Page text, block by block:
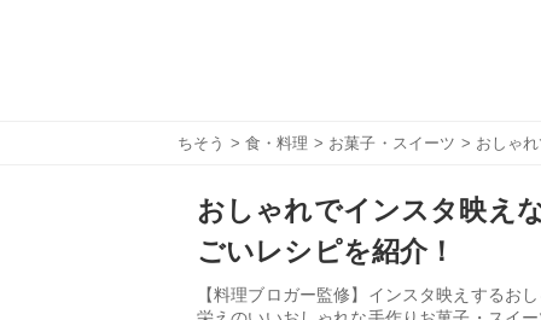
ちそう > 食・料理 > お菓子・スイーツ > おしゃ
おしゃれでインスタ映え
ごいレシピを紹介！
【料理ブロガー監修】インスタ映えするお